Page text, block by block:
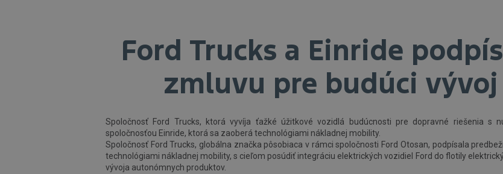
Ford Trucks a Einride
zmluvu pre budúci
Spoločnosť Ford Trucks, ktorá vyvíja ťažké úžitkové vozidlá budúcnosti pre dopravné riešenia s
spoločnosťou Einride, ktorá sa zaoberá technológiami nákladnej mobility.
Spoločnosť Ford Trucks, globálna značka pôsobiaca v rámci spoločnosti Ford Otosan, podpísala
technológiami nákladnej mobility, s cieľom posúdiť integráciu elektrických vozidiel Ford do flotily
vývoja autonómnych produktov.